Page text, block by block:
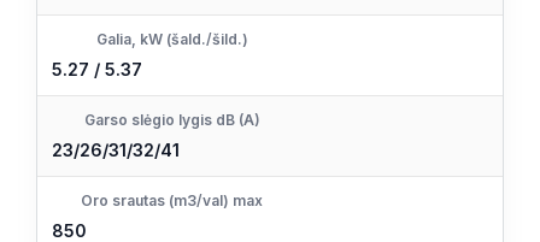
Galia, kW (šald./šild.)
5.27 / 5.37
Garso slėgio lygis dB (A)
23/26/31/32/41
Oro srautas (m3/val) max
850